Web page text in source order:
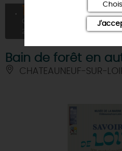
17
OCT
2026
Bain de forêt en
CHATEAUNEUF-SUR-